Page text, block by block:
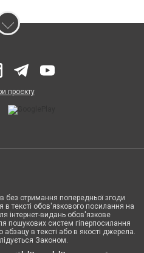
проєкту
без отримання попередньої згоди
тексті обов'язкового посилання на
інтернет-видань обов'язкове
пошукових систем гіперпосилання
абзацу в тексті або в якості джерела.
Законом.